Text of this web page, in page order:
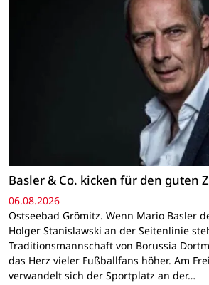
Basler & Co. kicken für den guten
06.08.2026
Ostseebad Grömitz. Wenn Mario Basler
Holger Stanislawski an der Seitenlinie
Traditionsmannschaft von Borussia
das Herz vieler Fußballfans höher. Am
verwandelt sich der Sportplatz an der…